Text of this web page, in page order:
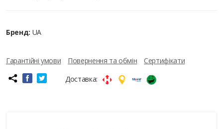
Бренд: UA
Гарантійні умови Повернення та обмін
Сертифікати
Доставка: